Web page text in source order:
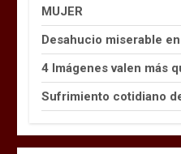
MUJER
Desahucio miserable
4 Imágenes valen más
Sufrimiento cotidiano